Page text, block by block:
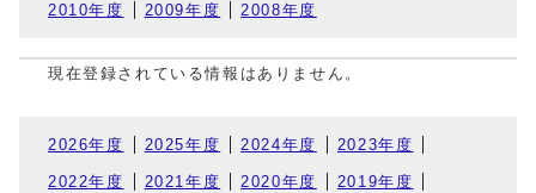
2010年度 2009年度 2008年度
現在登録されている情報はありません。
2026年度 2025年度 2024年度 2023年度
2022年度 2021年度 2020年度 2019年度